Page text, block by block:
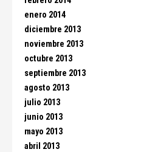
enero 2014
diciembre 2013
noviembre 2013
octubre 2013
septiembre 2013
agosto 2013
julio 2013
junio 2013
mayo 2013
abril 2013